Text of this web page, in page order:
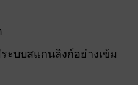
ะบบสแกนลิงก์อย่างเข้ม